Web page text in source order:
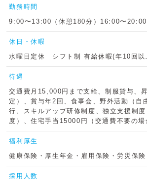
勤務時間
9:00〜13:00（休憩180分）16:00〜20:00
休日・休暇
水曜日定休 シフト制 有給休暇(年10回以
待遇
交通費月15,000円まで支給、制服貸与、
定）、賞与年2回、食事会、野外活動（自
行、スキルアップ研修制度、独立支援制
度）、住宅手当15000円（交通費不要の場
福利厚生
健康保険・厚生年金・雇用保険・労災保
採用人数